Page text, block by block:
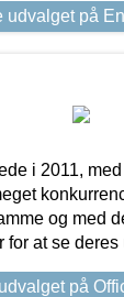
udvalget på
i 2011,
og med
for at se deres
på